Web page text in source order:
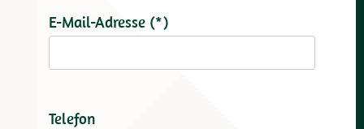
E-Mail-Adresse (*)
Telefon